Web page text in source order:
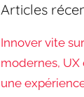
Articles
Innover vite
modernes,
une